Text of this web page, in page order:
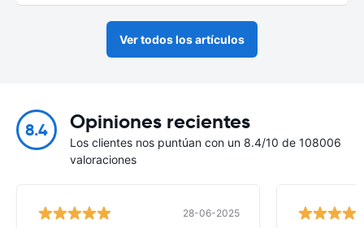
Ver todos los artículos
8.4 Opiniones recientes
Los clientes nos puntúan con un 8.4/10 de 108006
valoraciones
28-06-2025